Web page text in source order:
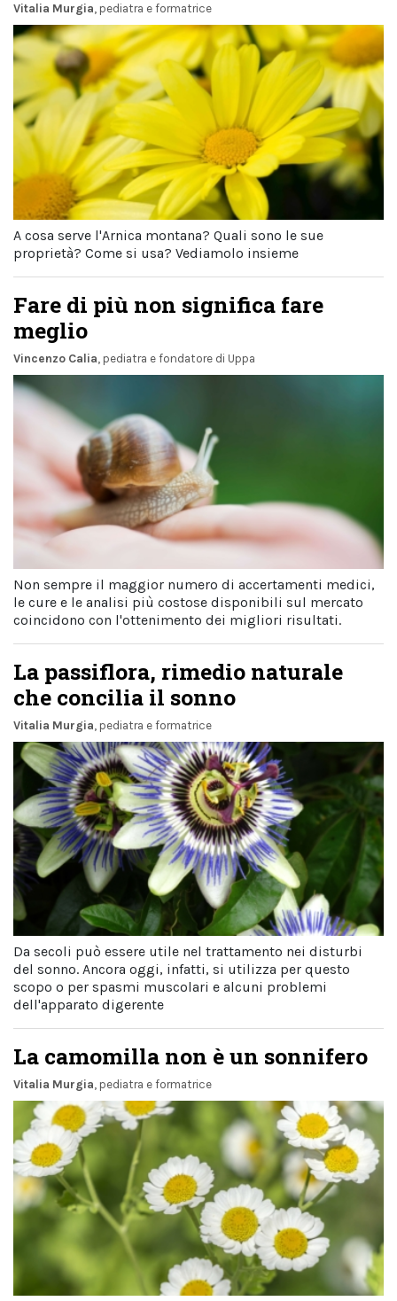
Vitalia Murgia, pediatra e formatrice
A cosa serve l'Arnica montana? Quali sono le sue
proprietà? Come si usa? Vediamolo insieme
Fare di più non significa fare
meglio
Vincenzo Calia , pediatra e fondatore di Uppa
Non sempre il maggior numero di accertamenti medici,
le cure e le analisi più costose disponibili sul mercato
coincidono con l'ottenimento dei migliori risultati.
La passiflora, rimedio naturale
che concilia il sonno
Vitalia Murgia, pediatra e formatrice
Da secoli può essere utile nel trattamento nei disturbi
del sonno. Ancora oggi, infatti, si utilizza per questo
scopo o per spasmi muscolari e alcuni problemi
dell'apparato digerente
La camomilla non è un sonnifero
Vitalia Murgia, pediatra e formatrice